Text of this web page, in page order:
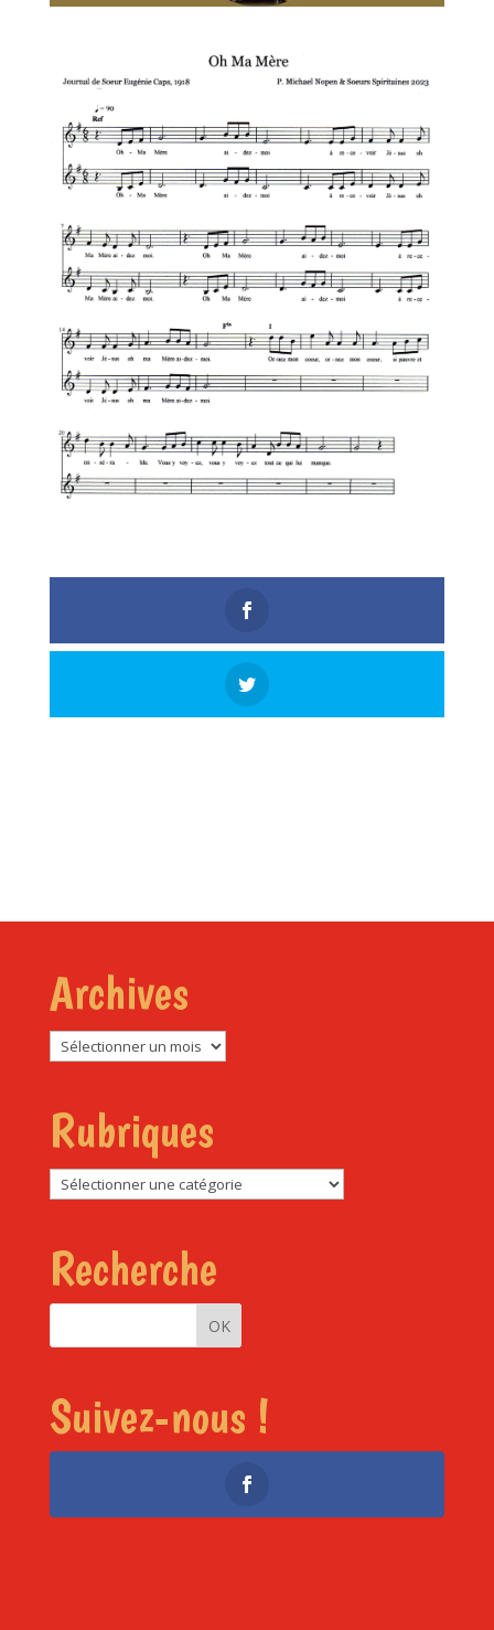
Archives
Archives
Rubriques
Rubriques
Recherche
Suivez-nous !